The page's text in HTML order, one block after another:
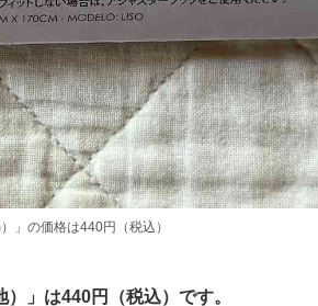
」の価格は440円（税込）
」は440円（税込）です。